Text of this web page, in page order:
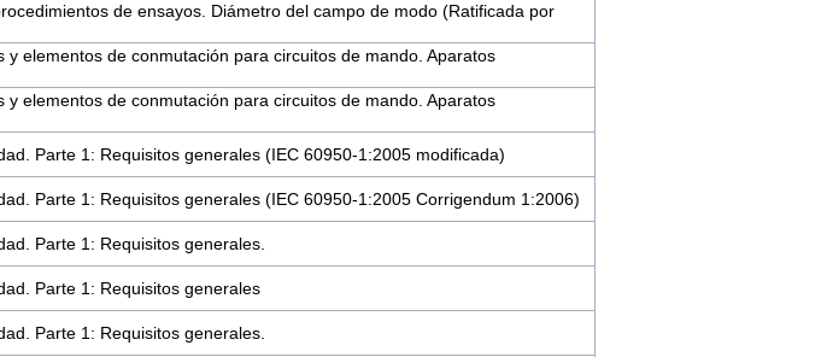
de ensayos. Diámetro del campo de modo (Ratificada por
elementos de conmutación para circuitos de mando. Aparatos
elementos de conmutación para circuitos de mando. Aparatos
Parte 1: Requisitos generales (IEC 60950-1:2005 modificada)
Parte 1: Requisitos generales (IEC 60950-1:2005 Corrigendum 1:2006)
Parte 1: Requisitos generales.
Parte 1: Requisitos generales
Parte 1: Requisitos generales.